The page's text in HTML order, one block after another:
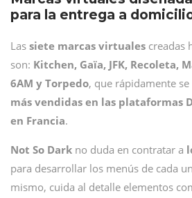
para la entrega a
Las siete marcas virtuales creadas
son: Kitchen, Gaïa, JFK, Recoleta,
6AM y Torpedo, que rápidamente
más vendidas en las plataformas
en Francia.
Not So Dark no duda en contratar a
para desarrollar los menús de cada
mismo, cuida al detalle elementos